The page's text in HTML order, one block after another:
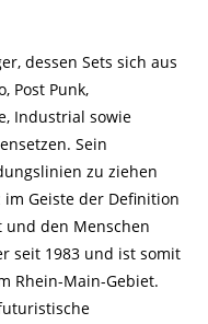
dessen Sets sich aus
Post Punk,
Industrial sowie
Sein
zu ziehen
Geiste der Definition
und den Menschen
seit 1983 und ist somit
Rhein-Main-Gebiet.